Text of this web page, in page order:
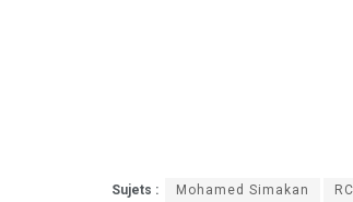
Sujets : Mohamed Simakan